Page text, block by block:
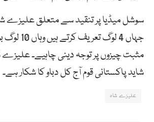
سوشل میڈیا پر تنقید سے متعلق علیزے
جہاں 4 لوگ
مثبت چیزوں پر توجہ دینی چاہیے۔
شاید پاکستانی قوم آج کل دباو کا شکار ہے۔
علیزے شاہ